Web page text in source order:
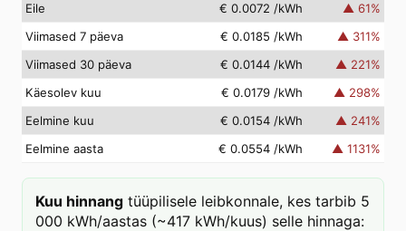
Eile
€ 0.0072 /kWh ▲ 61%
Viimased 7 päeva
€ 0.0185 /kWh ▲ 311%
Viimased 30 päeva
€ 0.0144 /kWh ▲ 221%
Käesolev kuu
€ 0.0179 /kWh ▲ 298%
Eelmine kuu
€ 0.0154 /kWh ▲ 241%
Eelmine aasta
€ 0.0554 /kWh ▲ 1131%
Kuu hinnang tüüpilisele leibkonnale, kes tarbib 5
000 kWh/aastas (~417 kWh/kuus) selle hinnaga: